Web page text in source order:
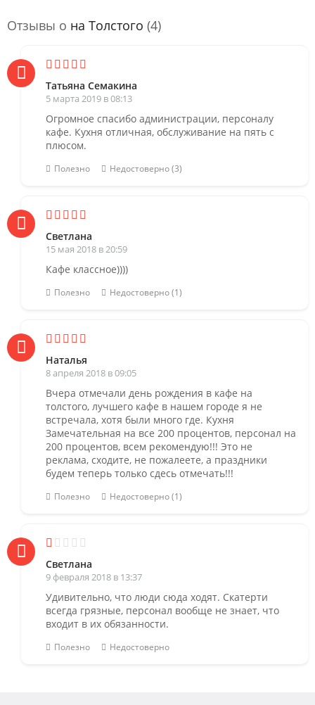
Отзывы о на Толстого (4)
Татьяна Семакина
5 марта 2019 в 08:13
Огромное спасибо администрации, персоналу
кафе. Кухня отличная, обслуживание на пять с
плюсом.
Полезно Недостоверно (3)
Светлана
15 мая 2018 в 20:59
Кафе классное))))
Полезно Недостоверно (1)
Наталья
8 апреля 2018 в 09:05
Вчера отмечали день рождения в кафе на
толстого, лучшего кафе в нашем городе я не
встречала, хотя были много где. Кухня
Замечательная на все 200 процентов, персонал на
200 процентов, всем рекомендую!!! Это не
реклама, сходите, не пожалеете, а праздники
будем теперь только сдесь отмечать!!!
Полезно Недостоверно (1)
Светлана
9 февраля 2018 в 13:37
Удивительно, что люди сюда ходят. Скатерти
всегда грязные, персонал вообще не знает, что
входит в их обязанности.
Полезно Недостоверно